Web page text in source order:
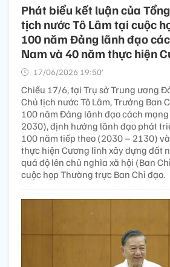
Phát biểu kết luận của
tịch nước Tô Lâm tại cuộc
100 năm Đảng lãnh đạo
Nam và 40 năm thực hiện
17/06/2026 19:50’
Chiều 17/6, tại Trụ sở Trung ương
Chủ tịch nước Tô Lâm, Trưởng Ban
100 năm Đảng lãnh đạo cách
2030), định hướng lãnh đạo phát
100 năm tiếp theo (2030 – 2130)
thực hiện Cương lĩnh xây dựng đất
quá độ lên chủ nghĩa xã hội (Ban
cuộc họp Thường trực Ban Chỉ đạo.